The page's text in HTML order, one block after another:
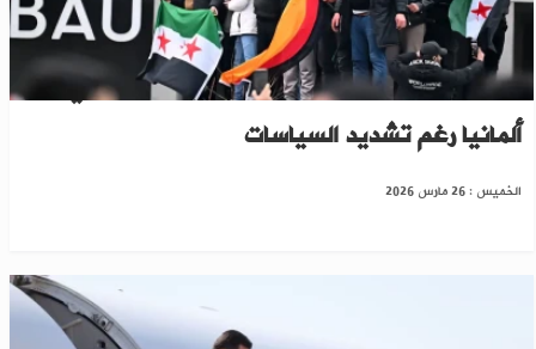
نسبة محدودة لسحب الحماية عن السوريين في
ألمانيا رغم تشديد السياسات
الخميس : 26 مارس 2026